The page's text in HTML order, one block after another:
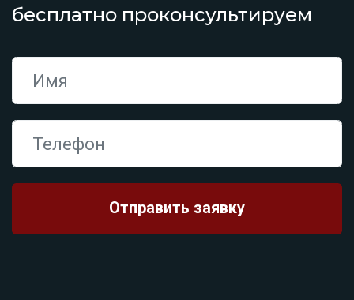
бесплатно проконсультируем